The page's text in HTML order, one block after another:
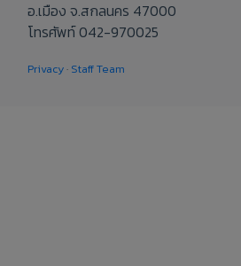
อ.เมือง จ.สกลนคร 47000
โทรศัพท์ 042-970025
Privacy· Staff Team